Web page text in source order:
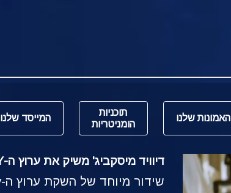
האמונות שלנו
תוכניות
הומניטריות
המייסד שלנו
דיוויד מיסקביג' משיק את ערוץ ה-SCIENTOLOGY
שידור מיוחד של השקת ערוץ ה-Scientology